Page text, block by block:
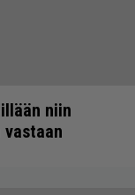
niin